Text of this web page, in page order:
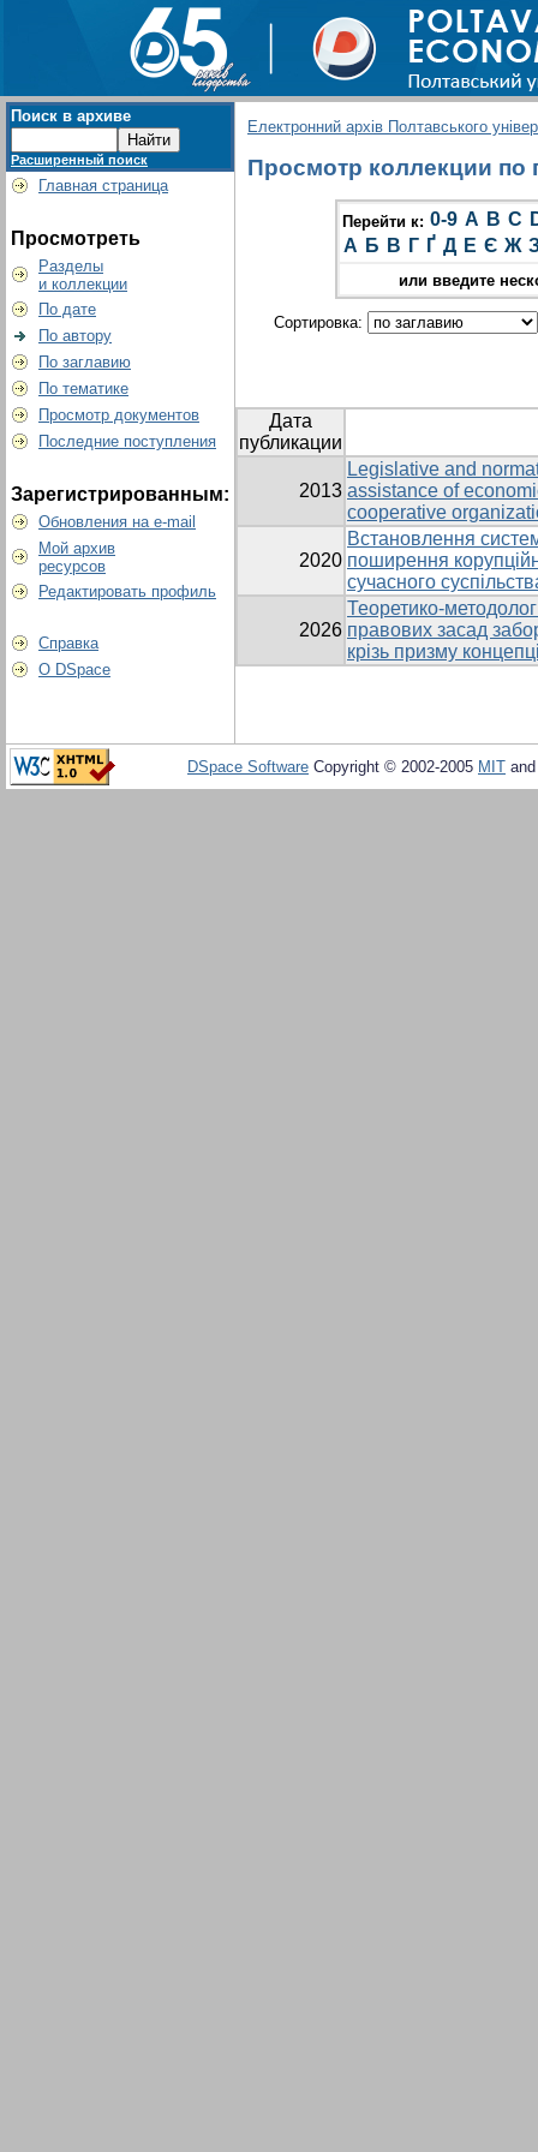
Поиск в архиве
Расширенный поиск
Главная страница
Просмотреть
Разделы
и коллекции
По дате
По автору
По заглавию
По тематике
Просмотр документов
Последние поступления
Зарегистрированным:
Обновления на e-mail
Мой архив
ресурсов
Редактировать профиль
Справка
О DSpace
Електронний архів Полтавського
Просмотр коллекции по
Перейти к: 0-9 A B C
А Б В Г Ґ Д Е Є Ж
или введите
Сортировка:
Дата
публикации
2013
Legislative and
assistance of
cooperative
2020
Встановлення
поширення
сучасного
2026
Теоретико-
правових засад
крізь призму
DSpace Software Copyright © 2002-2005 MIT